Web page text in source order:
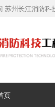
苏州长江消防科
页